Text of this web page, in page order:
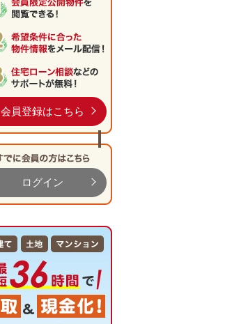
会員登録はこちら
ログイン